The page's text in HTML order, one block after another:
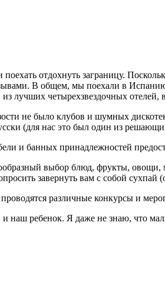
отдохнуть заграницу.
В общем, мы поехали в
лучших четырехзвездочных
не было клубов и шумных
(для нас это был один из
и банных принадлежностей
выбор блюд, фрукты,
завернуть вам с собой сухпай
различные конкурсы и
наш ребенок. Я даже не знаю, что